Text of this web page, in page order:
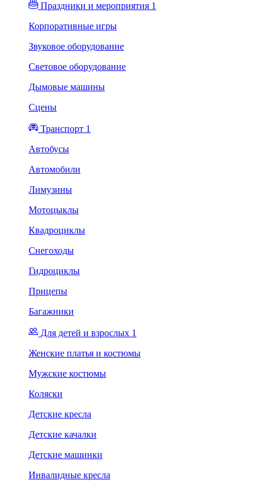
Праздники и мероприятия 1
Корпоративные игры
Звуковое оборудование
Световое оборудование
Дымовые машины
Сцены
Транспорт 1
Автобусы
Автомобили
Лимузины
Мотоцыклы
Квадроциклы
Снегоходы
Гидроциклы
Прицепы
Багажники
Для детей и взрослых 1
Женские платья и костюмы
Мужские костюмы
Коляски
Детские кресла
Детские качалки
Детские машинки
Инвалидные кресла